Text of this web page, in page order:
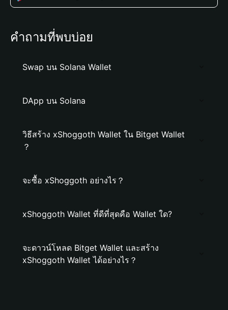
คำถามที่พบบ่อย
Swap บน Solana Wallet
DApp บน Solana
วิธีสร้าง xShoggoth Wallet ใน Bitget Wallet
？
จะซื้อ xShoggoth อย่างไร？
xShoggoth Wallet ที่ดีที่สุดคือ Wallet ใด?
จะดาวน์โหลด Bitget Wallet และสร้าง
xShoggoth Wallet ได้อย่างไร？